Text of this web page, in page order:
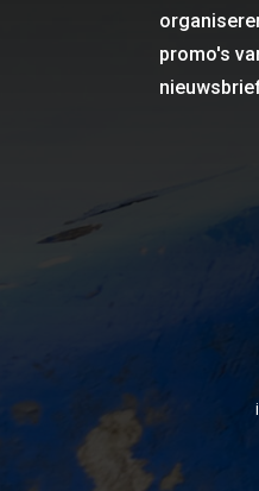
promo's